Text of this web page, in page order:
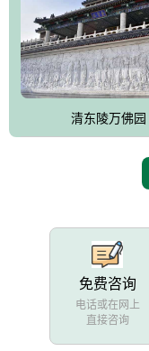
的地形优势，打造现代
合服务设施，服务于陵
托、相互促进，园区绿
设计建造各种墓地墓
能适应不同消费阶层的
清东陵万佛园
免费咨询
电话或在网上
直接咨询